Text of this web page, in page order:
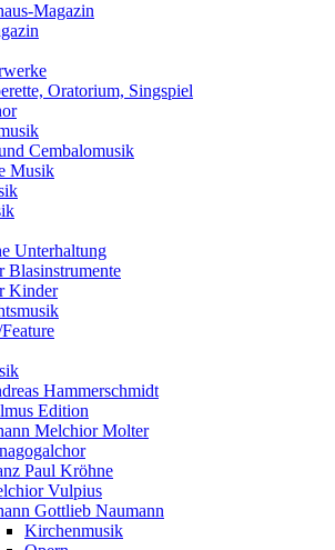
Magazin
Oratorium, Singspiel
Cembalomusik
Musik
Unterhaltung
Blasinstrumente
Kinder
Hammerschmidt
Edition
Melchior Molter
Paul Kröhne
Vulpius
Gottlieb Naumann
Kirchenmusik